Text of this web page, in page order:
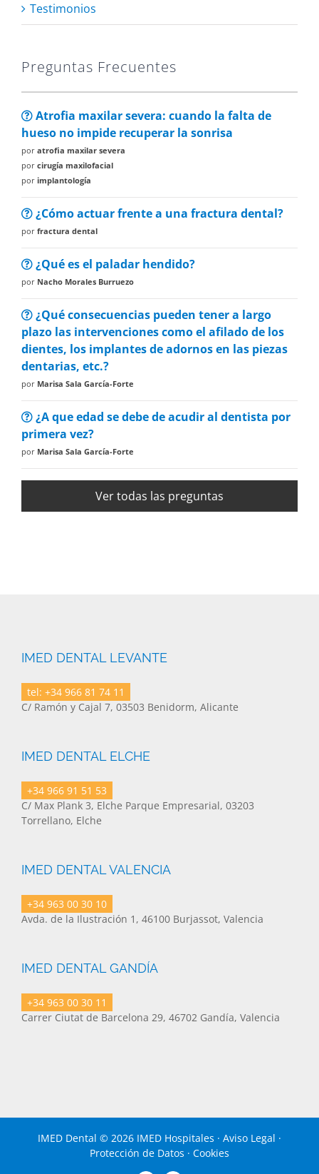
Testimonios
Preguntas Frecuentes
Atrofia maxilar severa: cuando la falta de
hueso no impide recuperar la sonrisa
por atrofia maxilar severa
por cirugía maxilofacial
por implantología
¿Cómo actuar frente a una fractura dental?
por fractura dental
¿Qué es el paladar hendido?
por Nacho Morales Burruezo
¿Qué consecuencias pueden tener a largo
plazo las intervenciones como el afilado de los
dientes, los implantes de adornos en las piezas
dentarias, etc.?
por Marisa Sala García-Forte
¿A que edad se debe de acudir al dentista por
primera vez?
por Marisa Sala García-Forte
Ver todas las preguntas
IMED DENTAL LEVANTE
tel: +34 966 81 74 11
C/ Ramón y Cajal 7, 03503 Benidorm, Alicante
IMED DENTAL ELCHE
+34 966 91 51 53
C/ Max Plank 3, Elche Parque Empresarial, 03203
Torrellano, Elche
IMED DENTAL VALENCIA
+34 963 00 30 10
Avda. de la Ilustración 1, 46100 Burjassot, Valencia
IMED DENTAL GANDÍA
+34 963 00 30 11
Carrer Ciutat de Barcelona 29, 46702 Gandía, Valencia
IMED Dental © 2026 IMED Hospitales · Aviso Legal ·
Protección de Datos · Cookies